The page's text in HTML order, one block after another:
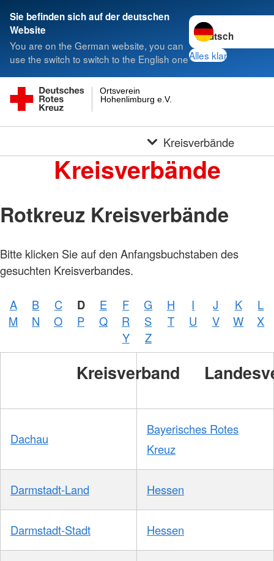
Sie befinden sich auf der deutschen
Website
You are on the German website, you can
use the switch to switch to the English one
Sprache wechseln
Alles klar
Hohenlimburg e.V.
Ortsverein
Kreisverbände
Kreisverbände
Rotkreuz Kreisverbände
Bitte klicken Sie auf den Anfangsbuchstaben des
gesuchten Kreisverbandes.
A B C D E F G H I J K
L
M
N O P Q R S T U V W
X
Y
Z
Kreisverband
Dachau
Bayerisches Rotes
Kreuz
Darmstadt-Land Hessen
Darmstadt-Stadt Hessen